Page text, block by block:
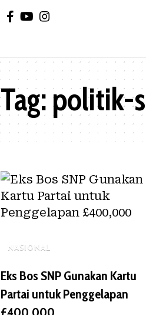
Tag:politik-
NASIONAL
Eks Bos SNP Gunakan Kartu
Partai untuk Penggelapan